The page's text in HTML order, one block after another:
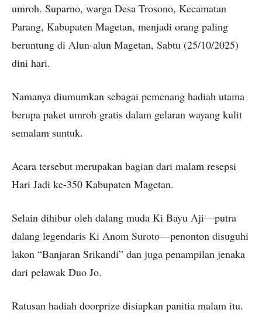
umroh. Suparno, warga Desa Trosono, Kecamatan
Parang, Kabupaten Magetan, menjadi orang paling
beruntung di Alun-alun Magetan, Sabtu (25/10/2025)
dini hari.
Namanya diumumkan sebagai pemenang hadiah utama
berupa paket umroh gratis dalam gelaran wayang kulit
semalam suntuk.
Acara tersebut merupakan bagian dari malam resepsi
Hari Jadi ke-350 Kabupaten Magetan.
Selain dihibur oleh dalang muda Ki Bayu Aji—putra
dalang legendaris Ki Anom Suroto—penonton disuguhi
lakon “Banjaran Srikandi” dan juga penampilan jenaka
dari pelawak Duo Jo.
Ratusan hadiah doorprize disiapkan panitia malam itu.